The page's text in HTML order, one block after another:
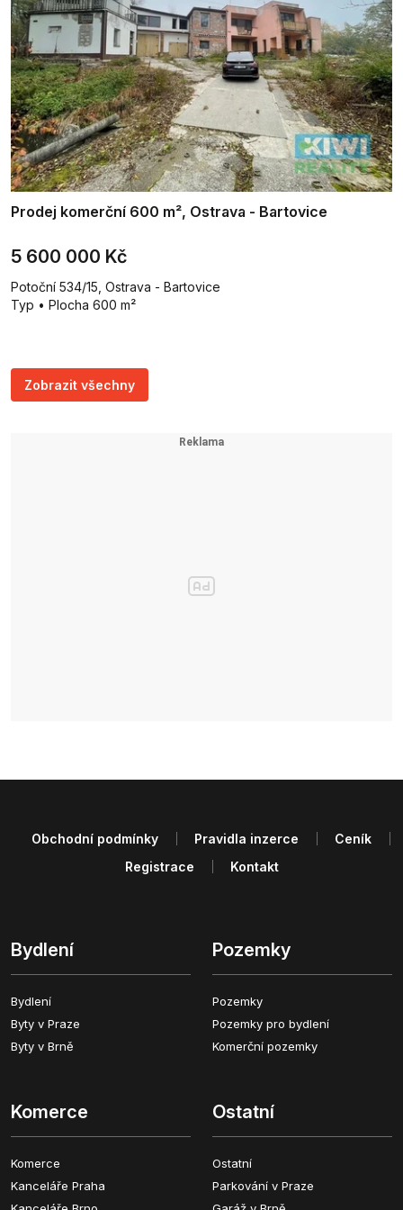
Prodej komerční 600 m², Ostrava - Bartovice
5 600 000 Kč
Potoční 534/15, Ostrava - Bartovice
Typ • Plocha 600 m²
Zobrazit všechny
Bydlení
Bydlení
Byty v Praze
Byty v Brně
Pozemky
Pozemky
Pozemky pro bydlení
Komerční pozemky
Komerce
Komerce
Kanceláře Praha
Ostatní
Ostatní
Parkování v Praze
Obchodní podmínky Pravidla inzerce
Ceník
Registrace
Kontakt